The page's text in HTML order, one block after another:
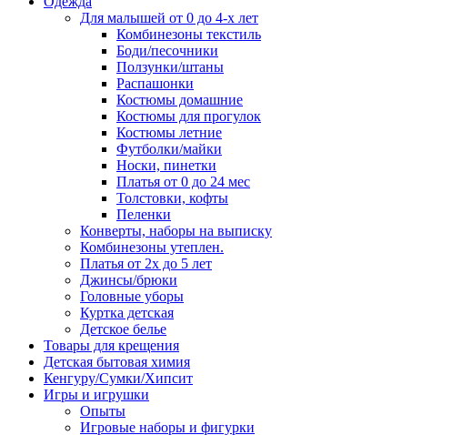
Для малышей от 0 до 4-х лет
Комбинезоны текстиль
Боди/песочники
Ползунки/штаны
Распашонки
Костюмы домашние
Костюмы для прогулок
Костюмы летние
Футболки/майки
Носки, пинетки
Платья от 0 до 24 мес
Толстовки, кофты
Пеленки
Конверты, наборы на выписку
Комбинезоны утеплен.
Платья от 2х до 5 лет
Джинсы/брюки
Головные уборы
Куртка детская
Детское белье
Товары для крещения
Детская бытовая химия
Кенгуру/Сумки/Хипсит
Игры и игрушки
Опыты
Игровые наборы и фигурки